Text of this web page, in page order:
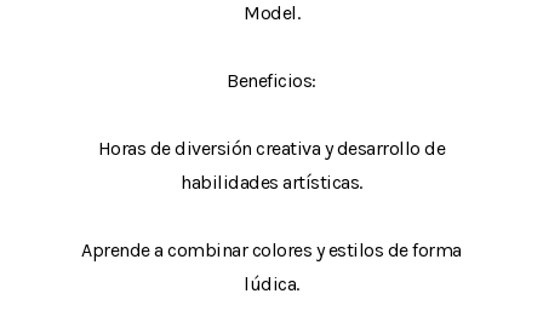
Model.
Beneficios:
Horas de diversión creativa y desarrollo de
habilidades artísticas.
Aprende a combinar colores y estilos de forma
lúdica.